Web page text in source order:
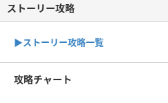
ストーリー攻略
▶︎ストーリー攻略一覧
攻略チャート